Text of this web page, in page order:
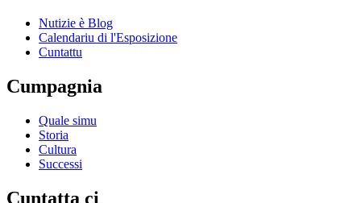
Nutizie è Blog
Calendariu di l'Esposizione
Cuntattu
Cumpagnia
Quale simu
Storia
Cultura
Successi
Cuntatta ci